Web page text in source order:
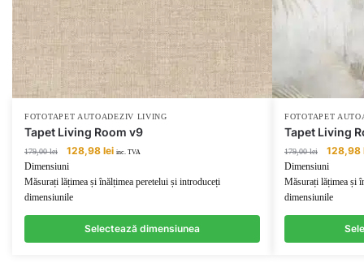
FOTOTAPET AUTOADEZIV LIVING
Tapet Living Room v9
179,00lei
Prețul
inițial
a
fost:
128,98 leiPrețul
este:
inc. TVA
Dimensiuni
Măsurați lățimea și înălțimea peretelui și introduceți
dimensiunile
Selectează dimensiunea
FOTOTAPET
Tapet Living
179,00lei
Prețul
inițial
a
fost:
128,98
Dimensiuni
Măsurați lățimea și
dimensiunile